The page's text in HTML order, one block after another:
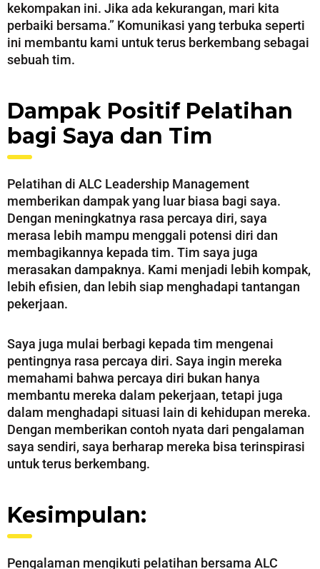
kekompakan ini. Jika ada kekurangan, mari kita
perbaiki bersama.” Komunikasi yang terbuka seperti
ini membantu kami untuk terus berkembang sebagai
sebuah tim.
Dampak Positif Pelatihan
bagi Saya dan Tim
Pelatihan di ALC Leadership Management
memberikan dampak yang luar biasa bagi saya.
Dengan meningkatnya rasa percaya diri, saya
merasa lebih mampu menggali potensi diri dan
membagikannya kepada tim. Tim saya juga
merasakan dampaknya. Kami menjadi lebih kompak,
lebih efisien, dan lebih siap menghadapi tantangan
pekerjaan.
Saya juga mulai berbagi kepada tim mengenai
pentingnya rasa percaya diri. Saya ingin mereka
memahami bahwa percaya diri bukan hanya
membantu mereka dalam pekerjaan, tetapi juga
dalam menghadapi situasi lain di kehidupan mereka.
Dengan memberikan contoh nyata dari pengalaman
saya sendiri, saya berharap mereka bisa terinspirasi
untuk terus berkembang.
Kesimpulan:
Pengalaman mengikuti pelatihan bersama ALC